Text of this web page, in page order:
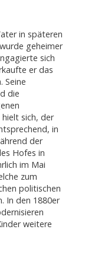
in späteren
geheimer
sich
er das
Seine
die
sich, der
in
der
Hofes in
im Mai
zum
politischen
In den 1880er
weitere